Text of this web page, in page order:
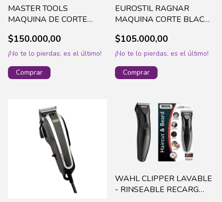
MASTER TOOLS
MAQUINA DE CORTE
$150.000,00
¡No te lo pierdas, es el último!
EUROSTIL RAGNAR
MAQUINA CORTE BLACK
$105.000,00
¡No te lo pierdas, es el último!
WAHL CLIPPER LAVABLE
- RINSEABLE RECARG